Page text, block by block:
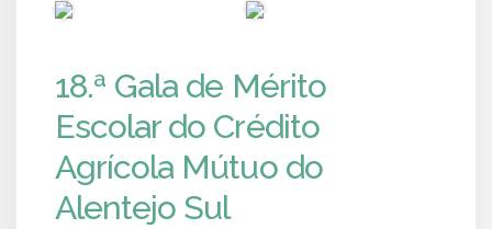
18.ª Gala de Mérito
Escolar do Crédito
Agrícola Mútuo do
Alentejo Sul